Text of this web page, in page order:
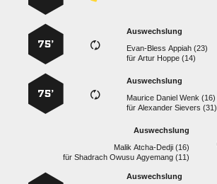
Auswechslung
  
für  
75’
Auswechslung
   
für  
75’
Auswechslung
  
für   
Auswechslung